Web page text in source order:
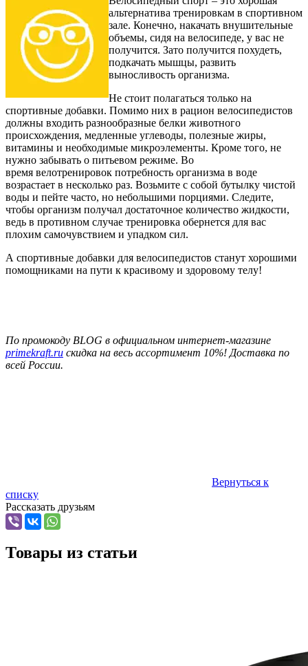
альтернатива тренировкам в спортивном
зале. Конечно, накачать внушительные
объемы, сидя на велосипеде, у вас не
получится. Зато получится похудеть,
подкачать мышцы, развить
выносливость организма.
Не стоит полагаться только на
спортивные добавки. Помимо них в рацион велосипедистов
должны входить разнообразные белки животного
происхождения, медленные углеводы, полезные жиры,
витамины и необходимые микроэлементы. Кроме того, не
нужно забывать о питьевом режиме. Во
время велотренировок потребность организма в воде
возрастает в несколько раз. Возьмите с собой бутылку чистой
воды и пейте часто, но небольшими порциями. Следите,
чтобы организм получал достаточное количество жидкости,
ведь в противном случае тренировка обернется для вас
плохим самочувствием и упадком сил.
А спортивные добавки для велосипедистов станут хорошими
помощниками на пути к красивому и здоровому телу!
По промокоду BLOG в официальном интернет-магазине
primekraft.ru скидка на весь ассортимент 10%! Доставка по
всей России.
Вернуться к
списку
Рассказать друзьям
Товары из статьи